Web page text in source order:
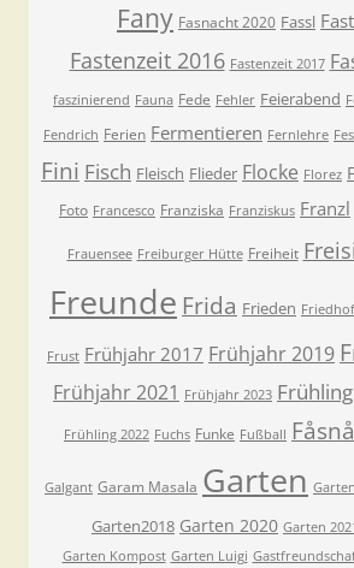
Fany Fasnacht 2020 Fassl
Fastenzeit 2016 Fastenzeit 2017
faszinierend Fauna Fede Fehler Feierabend
Fendrich Ferien Fermentieren Fernlehre
Fini Fisch Fleisch Flieder Flocke Florez
Foto Francesco Franziska Franziskus Franzl
Frauensee Freiburger Hütte Freiheit
Freunde Frida Frieden Friedhof
Frust Frühjahr 2017 Frühjahr 2019
Frühjahr 2021 Frühjahr 2023 Frühling
Frühling 2022 Fuchs Funke Fußball
Galgant Garam Masala Garten
Garten2018 Garten 2020 Garten
Garten Kompost Garten Luigi